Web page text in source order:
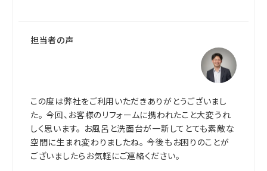
担当者の声
この度は弊社をご利用いただきありがとうございまし
た。 今回、お客様のリフォームに携われたこと大変うれ
しく思います。 お風呂と洗面台が一新してとても素敵な
空間に生まれ変わりましたね。 今後もお困りのことが
ございましたらお気軽にご連絡ください。